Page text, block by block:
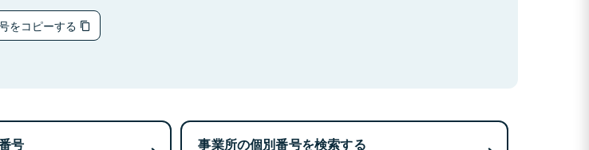
をコピーする
号 事業所の個別番号を検索する